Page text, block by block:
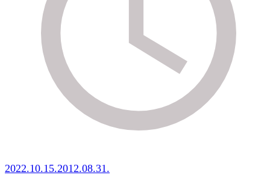
2022.10.15.2012.08.31.